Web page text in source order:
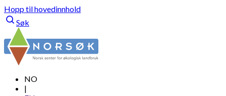
Hopp til hovedinnhold
Søk
NO
|